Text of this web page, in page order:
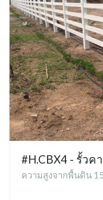
#H.CBX4 - รั้ว
ความสูงจากพื้นดิน